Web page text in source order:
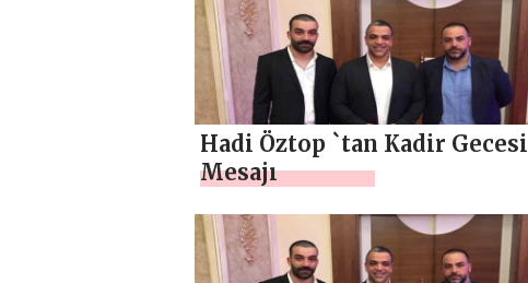
Hadi Öztop `tan Kadir Gecesi
Mesajı